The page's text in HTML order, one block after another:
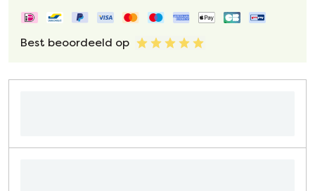
Best beoordeeld op